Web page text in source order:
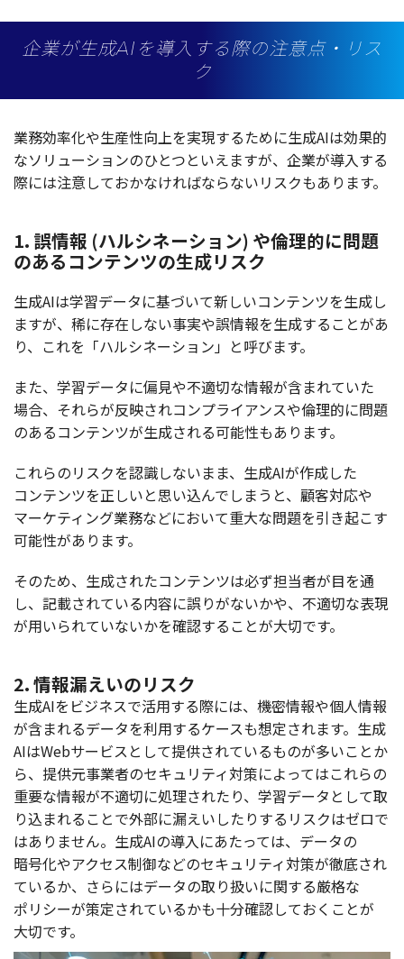
企業が生成AIを導入する際の注意点・リス
ク
業務効率化や生産性向上を実現するために生成AIは効果的
なソリューションのひとつといえますが、 企業が導入する
際には注意しておかなければならないリスクもあります。
1. 誤情報 (ハルシネーション) や倫理的に問題
のあるコンテンツの生成リスク
生成AIは学習データに基づいて新しいコンテンツを生成し
ますが、稀に存在しない事実や誤情報を生成することがあ
り、これを「ハルシネーション」と呼びます。
また、 学習データに偏見や不適切な情報が含まれていた
場合、それらが反映されコンプライアンスや倫理的に問題
のあるコンテンツが生成される可能性もあります。
これらのリスクを認識しないまま、 生成AIが作成した
コンテンツを正しいと思い込んでしまうと、 顧客対応や
マーケティング業務などにおいて重大な問題を引き起こす
可能性があります。
そのため、 生成されたコンテンツは必ず担当者が目を通
し、 記載されている内容に誤りがないかや、 不適切な表現
が用いられていないかを確認することが大切です。
2. 情報漏えいのリスク
生成AIを ビジネスで活用する際には、 機密情報や個人情報
が含まれるデータを利用するケースも想定されます。 生成
AIはWebサービスとして提供されているものが多いことか
ら、 提供元事業者のセキュリティ対策によってはこれらの
重要な情報が不適切に処理されたり、 学習データ として取
り込まれることで外部に漏えいしたりする リスクはゼロで
はありません。 生成AIの導入にあたっては、 データの
暗号化やアクセス制御などのセキュリティ対策が徹底され
ているか、さらにはデータの取り扱いに関する厳格な
ポリシーが策定されているかも十分確認しておくことが
大切です。